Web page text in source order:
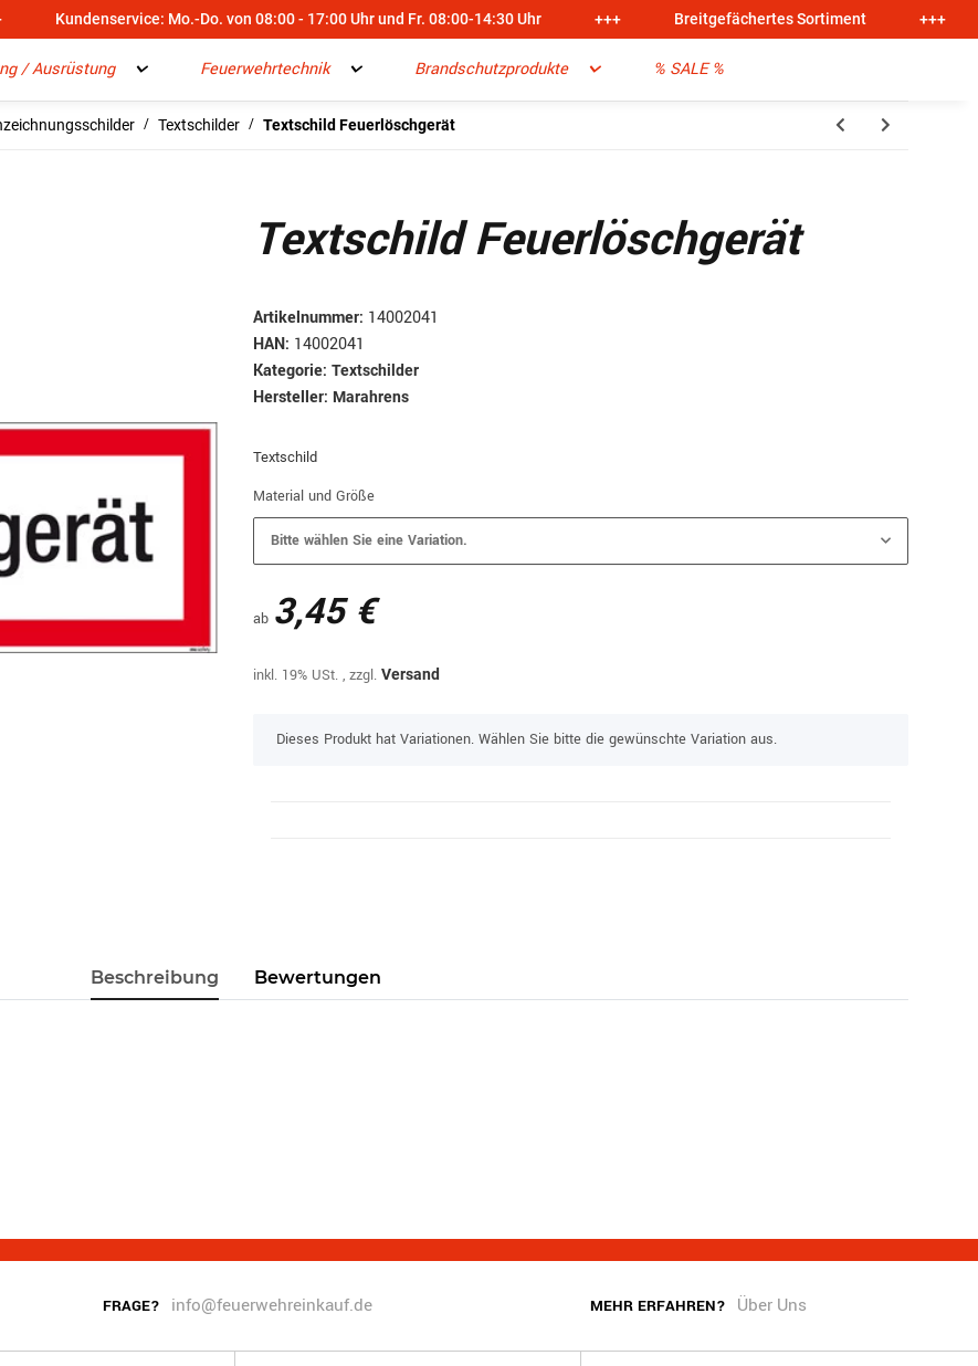
Kundenservice: Mo.-Do. von 08:00 - 17:00 Uhr und Fr. 08:00-14:30 Uhr +++ Breitgefächertes Sortiment +++
/ Ausrüstung Feuerwehrtechnik Brandschutzprodukte % SALE %
Textschilder Textschild Feuerlöschgerät
Textschild Feuerlöschgerät
Artikelnummer: 14002041
HAN: 14002041
Kategorie: Textschilder
Hersteller: Marahrens
Textschild
Material und Größe
Bitte wählen Sie eine Variation.
ab 3,45 €
inkl. 19% USt. , zzgl. Versand
xDieses Produkt hat Variationen. Wählen Sie bitte die gewünschte Variation aus.
Beschreibung Bewertungen
FRAGE? info@feuerwehreinkauf.de MEHR ERFAHREN? Über Uns